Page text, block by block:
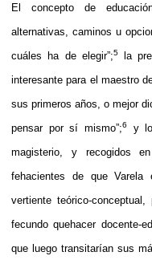
El concepto de
alternativas, caminos u
cuáles ha de elegir”;5 la
interesante para el maestro
sus primeros años, o mejor
pensar por sí mismo”;6
y
magisterio, y recogidos
fehacientes de que
vertiente teórico-
fecundo quehacer docente-
que luego transitarían sus